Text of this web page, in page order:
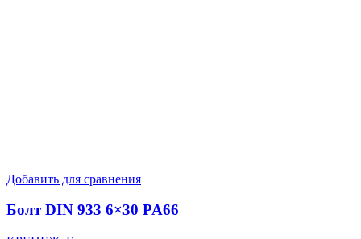
Добавить для сравнения
Болт DIN 933 6×30 PA66